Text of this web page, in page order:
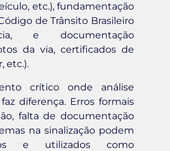
etc.), fundamentação
de Trânsito Brasileiro
e documentação
da via, certificados de
etc.).
crítico onde análise
diferença. Erros formais
falta de documentação
na sinalização podem
e utilizados como